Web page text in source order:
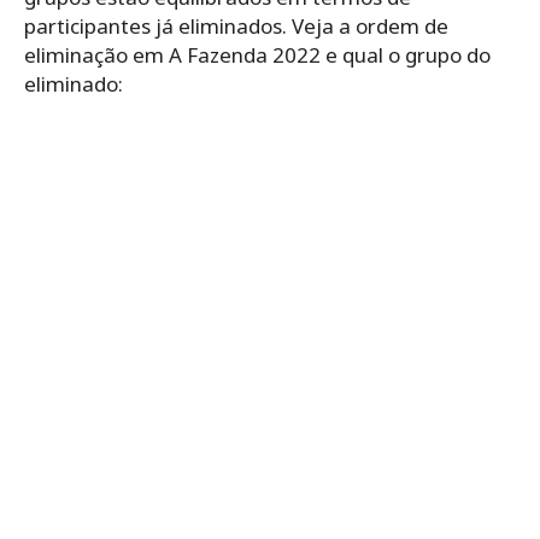
participantes já eliminados. Veja a ordem de
eliminação em A Fazenda 2022 e qual o grupo do
eliminado: